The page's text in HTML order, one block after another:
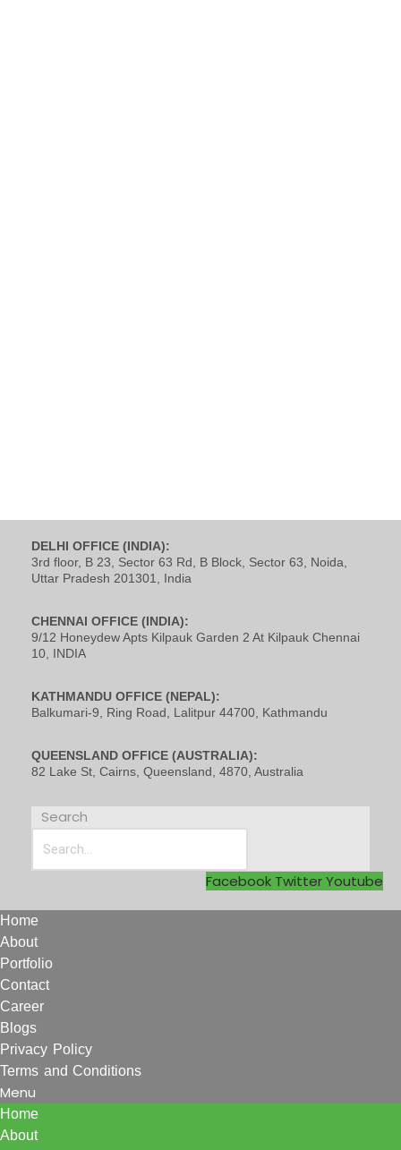
DELHI OFFICE (INDIA):
3rd floor, B 23, Sector 63 Rd, B Block, Sector 63, Noida,
Uttar Pradesh 201301, India
CHENNAI OFFICE (INDIA):
9/12 Honeydew Apts Kilpauk Garden 2 At Kilpauk Chennai
10, INDIA
KATHMANDU OFFICE (NEPAL):
Balkumari-9, Ring Road, Lalitpur 44700, Kathmandu
QUEENSLAND OFFICE (AUSTRALIA):
82 Lake St, Cairns, Queensland, 4870, Australia
Search
Facebook TwitterYoutube
Home
About
Portfolio
Contact
Career
Blogs
Privacy Policy
Terms and Conditions
Menu
Home
About